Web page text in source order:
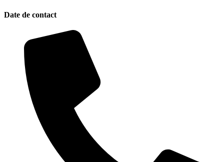
Date de contact